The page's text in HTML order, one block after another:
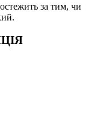
за тим, чи